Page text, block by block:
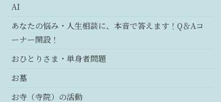
AI
あなたの悩み・人生相談に、本音で答えます！Q＆Aコ
ーナー開設！
おひとりさま・単身者問題
お墓
お寺（寺院）の活動